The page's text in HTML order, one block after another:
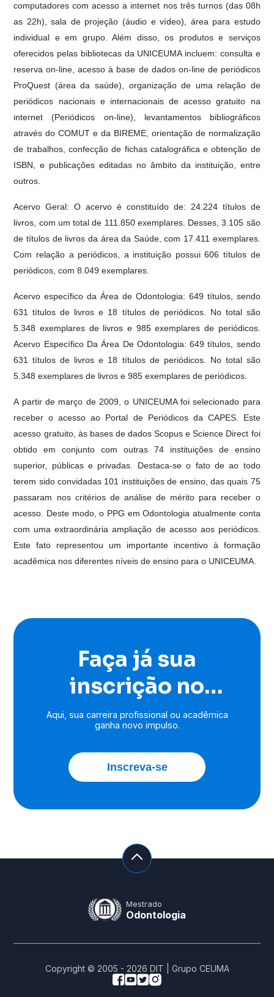
computadores com acesso a internet nos três turnos (das 08h
as 22h), sala de projeção (áudio e vídeo), área para estudo
individual e em grupo. Além disso, os produtos e serviços
oferecidos pelas bibliotecas da UNICEUMA incluem: consulta e
reserva on-line, acesso à base de dados on-line de periódicos
ProQuest (área da saúde), organização de uma relação de
periódicos nacionais e internacionais de acesso gratuito na
internet (Periódicos on-line), levantamentos bibliográficos
através do COMUT e da BIREME, orientação de normalização
de trabalhos, confecção de fichas catalográfica e obtenção de
ISBN, e publicações editadas no âmbito da instituição, entre
outros.
Acervo Geral: O acervo é constituído de: 24.224 títulos de
livros, com um total de 111.850 exemplares. Desses, 3.105 são
de títulos de livros da área da Saúde, com 17.411 exemplares.
Com relação a periódicos, a instituição possui 606 títulos de
periódicos, com 8.049 exemplares.
Acervo específico da Área de Odontologia: 649 títulos, sendo
631 títulos de livros e 18 títulos de periódicos. No total são
5.348 exemplares de livros e 985 exemplares de periódicos.
Acervo Específico Da Área De Odontologia: 649 títulos, sendo
631 títulos de livros e 18 títulos de periódicos. No total são
5.348 exemplares de livros e 985 exemplares de periódicos.
A partir de março de 2009, o UNICEUMA foi selecionado para
receber o acesso ao Portal de Periódicos da CAPES. Este
acesso gratuito, às bases de dados Scopus e Science Direct foi
obtido em conjunto com outras 74 instituições de ensino
superior, públicas e privadas. Destaca-se o fato de ao todo
terem sido convidadas 101 instituições de ensino, das quais 75
passaram nos critérios de análise de mérito para receber o
acesso. Deste modo, o PPG em Odontologia atualmente conta
com uma extraordinária ampliação de acesso aos periódicos.
Este fato representou um importante incentivo à formação
acadêmica nos diferentes níveis de ensino para o UNICEUMA.
Faça já sua
inscrição no
programa de pós-
Aqui, sua carreira profissional ou acadêmica
ganha novo impulso.
Inscreva-se
Mestrado
Odontologia
Copyright © 2005 - 2026 DIT | Grupo CEUMA